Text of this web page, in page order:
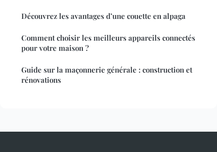
Découvrez les avantages d’une couette en alpaga
Comment choisir les meilleurs appareils connectés
pour votre maison ?
Guide sur la maçonnerie générale : construction et
rénovations